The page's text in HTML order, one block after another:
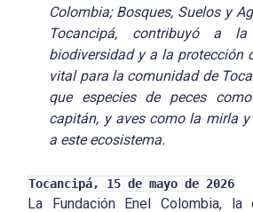
Colombia; Bosques, Suelos y
Tocancipá, contribuyó a la
biodiversidad y a la protección
vital para la comunidad de
que especies de peces
capitán, y aves como la mirla y
a este ecosistema.
Tocancipá, 15 de mayo de 2026
La Fundación Enel Colombia, la